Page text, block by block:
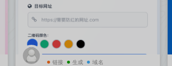
链接 生成 域名